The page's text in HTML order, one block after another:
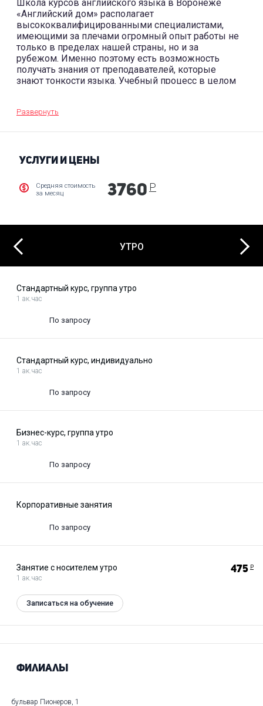
Школа курсов английского языка в Воронеже
«Английский дом» располагает
высококвалифицированными специалистами,
имеющими за плечами огромный опыт работы не
только в пределах нашей страны, но и за
рубежом. Именно поэтому есть возможность
получать знания от преподавателей, которые
знают тонкости языка. Учебный процесс в целом
есть письмо, чтение и устная коммуникация. В
Развернуть
УСЛУГИ И ЦЕНЫ
Средняя стоимость
за месяц
3760 Р
Previous УТРО
Стандартный курс, группа утро
1 ак.час
По запросу
Стандартный курс, индивидуально
1 ак.час
По запросу
Бизнес-курс, группа утро
1 ак.час
По запросу
Корпоративные занятия
По запросу
Занятие с носителем утро
1 ак.час
475 Р
Записаться на обучение
Next
Филиалы
бульвар Пионеров, 1